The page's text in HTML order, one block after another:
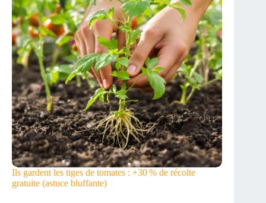
Ils gardent les tiges de tomates : +30 % de récolte
gratuite (astuce bluffante)